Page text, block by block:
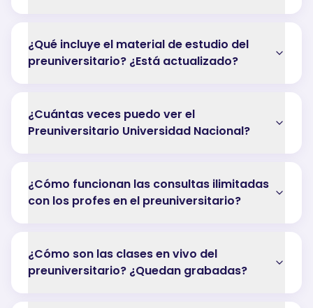
¿Qué incluye el material de estudio del
preuniversitario? ¿Está actualizado?
¿Cuántas veces puedo ver el
Preuniversitario Universidad Nacional?
¿Cómo funcionan las consultas ilimitadas
con los profes en el preuniversitario?
¿Cómo son las clases en vivo del
preuniversitario? ¿Quedan grabadas?